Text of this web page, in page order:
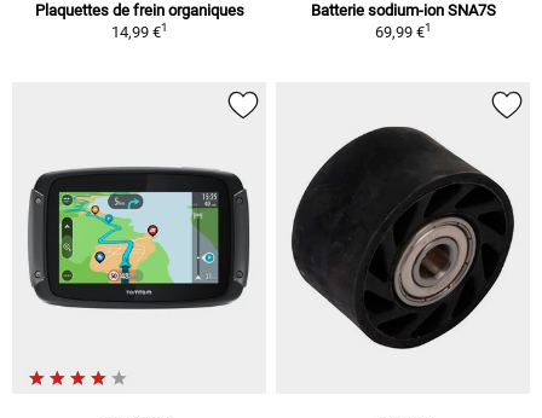
Plaquettes de frein organiques
14,99 €1
Batterie sodium-ion SNA7S
69,99 €1